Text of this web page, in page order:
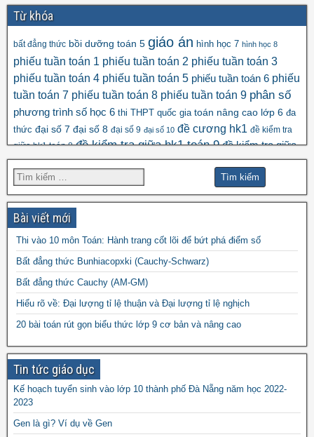
Từ khóa
bất đẳng thức bồi dưỡng toán 5 giáo án hình học 7 hình học 8
phiếu tuần toán 1 phiếu tuần toán 2 phiếu tuần toán 3
phiếu tuần toán 4 phiếu tuần toán 5 phiếu tuần toán 6 phiếu
tuần toán 7 phiếu tuần toán 8 phiếu tuần toán 9 phân số
phương trình số học 6 thi THPT quốc gia toán nâng cao lớp 6 đa
thức đại số 7 đại số 8 đại số 9 đại số 10 đề cương hk1 đề kiểm tra
giữa hk1 toán 8 đề kiểm tra giữa hk1 toán 9 đề kiểm tra giữa
hk2 toán 9 đề kscl đề thi hk1 toán 6
đề thi hk1 toán 8 đề thi hk1 toán 9 đề thi hk2 toán
9 đề thi hsg toán 6
đề thi
hsg toán 8đề thi hsg toán 9 đề thi olympic
toán đề thi thử vào 10 đề thi toán chuyên
vào 10 môn toán năm 2022đề thi vào
10 môn toán năm 2023 đề thi vào 10 môn toán
năm 2024
Bài viết mới
Thi vào 10 môn Toán: Hành trang cốt lõi để bứt phá điểm số
Bất đẳng thức Bunhiacopxki (Cauchy-Schwarz)
Bất đẳng thức Cauchy (AM-GM)
Hiểu rõ về: Đại lượng tỉ lệ thuận và Đại lượng tỉ lệ nghịch
20 bài toán rút gọn biểu thức lớp 9 cơ bản và nâng cao
Tin tức giáo dục
Kế hoạch tuyển sinh vào lớp 10 thành phố Đà Nẵng năm học 2022-
2023
Gen là gì? Ví dụ về Gen